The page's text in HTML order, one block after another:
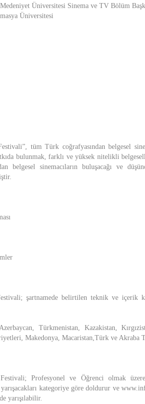
Üniversitesi Sinema ve TV Bölüm
Üniversitesi
tüm Türk coğrafyasından belgesel
bulunmak, farklı ve yüksek nitelikli
belgesel sinemacıların buluşacağı ve
şartnamede belirtilen teknik ve içerik
Türkmenistan, Kazakistan,
Makedonya, Macaristan,Türk ve Akraba
Profesyonel ve Öğrenci olmak
yarışacakları kategoriye göre doldurur ve
yarışılabilir.